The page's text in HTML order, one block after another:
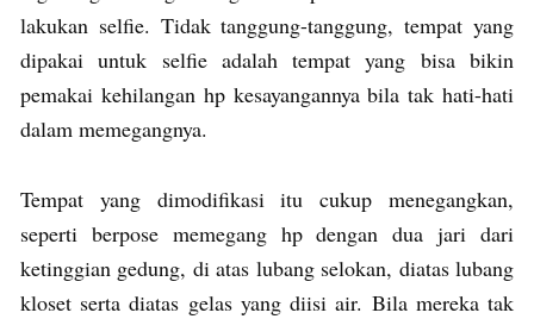
lakukan selfie. Tidak tanggung-tanggung, tempat yang
dipakai untuk selfie adalah tempat yang bisa bikin
pemakai kehilangan hp kesayangannya bila tak hati-hati
dalam memegangnya.
Tempat yang dimodifikasi itu cukup menegangkan,
seperti berpose memegang hp dengan dua jari dari
ketinggian gedung, di atas lubang selokan, diatas lubang
kloset serta diatas gelas yang diisi air. Bila mereka tak